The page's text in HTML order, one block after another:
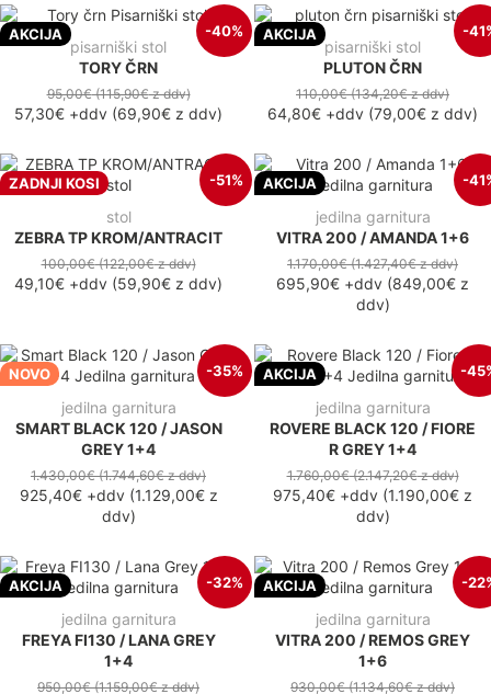
AKCIJA -40%
pisarniški stol
TORY ČRN
95,00€(115,90€z ddv)
57,30€ +ddv (69,90€ z ddv)
AKCIJA -
pisarniški stol
PLUTON ČRN
110,00€(134,20€z ddv)
64,80€ +ddv (79,00€ z ddv)
ZADNJI KOSI -51%
stol
ZEBRA TP KROM/ANTRACIT
100,00€(122,00€z ddv)
49,10€ +ddv (59,90€ z ddv)
AKCIJA -
jedilna garnitura
VITRA 200 / AMANDA 1+6
1.170,00€(1.427,40€z ddv)
695,90€ +ddv (849,00€ z
ddv)
NOVO -35%
jedilna garnitura
SMART BLACK 120 / JASON
GREY 1+4
1.430,00€(1.744,60€z ddv)
925,40€+ddv(1.129,00€z
ddv)
AKCIJA -
jedilna garnitura
ROVERE BLACK 120 / FIORE
R GREY 1+4
1.760,00€(2.147,20€z ddv)
975,40€ +ddv (1.190,00€ z
ddv)
AKCIJA -32%
jedilna garnitura
FREYA FI130 / LANA GREY
1+4
950,00€(1.159,00€z ddv)
AKCIJA -
jedilna garnitura
VITRA 200 / REMOS GREY
1+6
930,00€(1.134,60€z ddv)